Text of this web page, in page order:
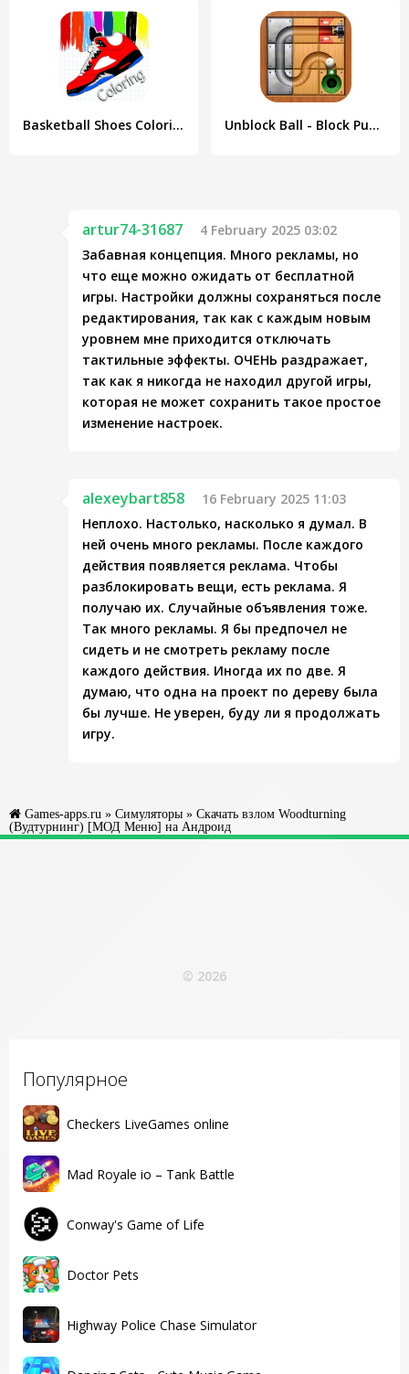
Популярное
Checkers LiveGames online
Mad Royale io – Tank Battle
Conway's Game of Life
Doctor Pets
Highway Police Chase Simulator
Basketball Shoes Coloring Book Unblock Ball - Block Puzzle
artur74-31687
4 February 2025 03:02
Забавная концепция. Много рекламы, но
что еще можно ожидать от бесплатной
игры. Настройки должны сохраняться после
редактирования, так как с каждым новым
уровнем мне приходится отключать
тактильные эффекты. ОЧЕНЬ раздражает,
так как я никогда не находил другой игры,
которая не может сохранить такое простое
изменение настроек.
alexeybart858
16 February 2025 11:03
Неплохо. Настолько, насколько я думал. В
ней очень много рекламы. После каждого
действия появляется реклама. Чтобы
разблокировать вещи, есть реклама. Я
получаю их. Случайные объявления тоже.
Так много рекламы. Я бы предпочел не
сидеть и не смотреть рекламу после
каждого действия. Иногда их по две. Я
думаю, что одна на проект по дереву была
бы лучше. Не уверен, буду ли я продолжать
игру.
Games-apps.ru » Симуляторы » Скачать взлом Woodturning
(Вудтурнинг) [МОД Меню] на Андроид
© 2026